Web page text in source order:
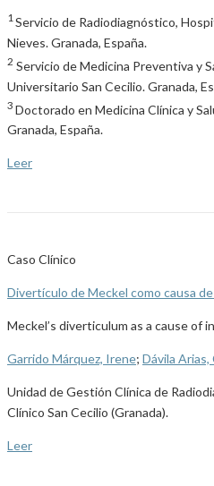
1 Servicio de Radiodiagnóstico,
Nieves. Granada, España.
2 Servicio de Medicina Preventiva y
Universitario San Cecilio. Granada,
3 Doctorado en Medicina Clínica y
Granada, España.
Leer
Caso Clínico
Divertículo de Meckel como causa
Meckel’s diverticulum as a cause of
Garrido Márquez, Irene; Dávila Arias,
Unidad de Gestión Clínica de
Clínico San Cecilio (Granada).
Leer